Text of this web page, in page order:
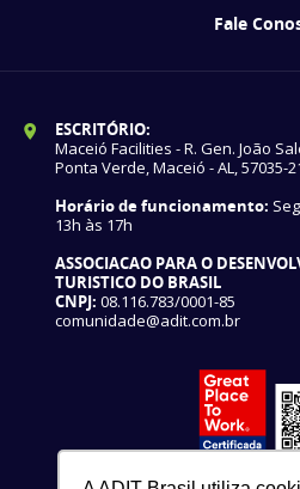
Fale
ESCRITÓRIO:
Maceió Facilities - R. Gen. João
Ponta Verde, Maceió - AL, 57035-
Horário de funcionamento:
13h às 17h
ASSOCIACAO PARA O
TURISTICO DO BRASIL
CNPJ: 08.116.783/0001-85
comunidade@adit.com.br